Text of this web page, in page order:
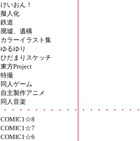
けいおん！
擬人化
鉄道
廃墟、遺構
カラーイラスト集
ゆるゆり
ひだまりスケッチ
東方Project
特撮
同人ゲーム
自主製作アニメ
同人音楽
・・・・・・・・・・・・・・・・・
COMIC1☆8
COMIC1☆7
COMIC1☆6